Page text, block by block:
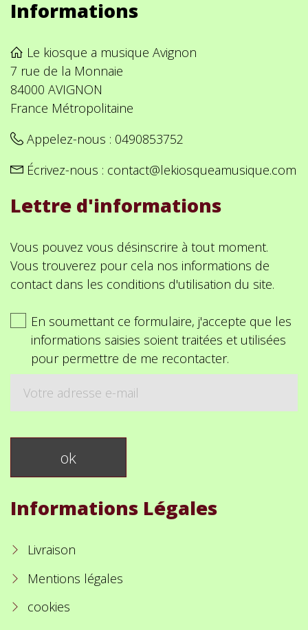
Informations
Le kiosque a musique Avignon
7 rue de la Monnaie
84000 AVIGNON
France Métropolitaine
Appelez-nous : 0490853752
Écrivez-nous : contact@lekiosqueamusique.com
Lettre d'informations
Vous pouvez vous désinscrire à tout moment.
Vous trouverez pour cela nos informations de
contact dans les conditions d'utilisation du site.
En soumettant ce formulaire, j'accepte que les
informations saisies soient traitées et utilisées
pour permettre de me recontacter.
Informations Légales
Livraison
Mentions légales
cookies